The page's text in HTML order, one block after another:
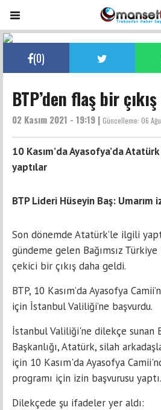
(0)
BTP’den flaş bir
02 Kasım 2021 - 19:19 | Güncelleme: 06
10 Kasım’da Ayasofya’da
yaptılar
BTP Lideri Hüseyin Baş: Umarım
Son dönemde Atatürk’le ilgili
gündeme gelen Bağımsız
çekici bir çıkış daha geldi.
BTP, 10 Kasım’da Ayasofya
için İstanbul Valiliği’ne başvurdu.
İstanbul Valiliği'ne dilekçe sunan
Başkanlığı, Atatürk, silah
için 10 Kasım'da Ayasofya
programı için izin başvurusu yaptı.
Dilekçede şu ifadeler yer aldı: